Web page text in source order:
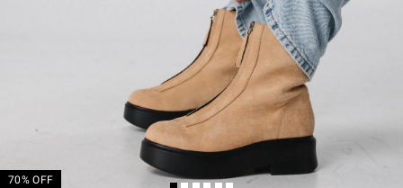
70% OFF